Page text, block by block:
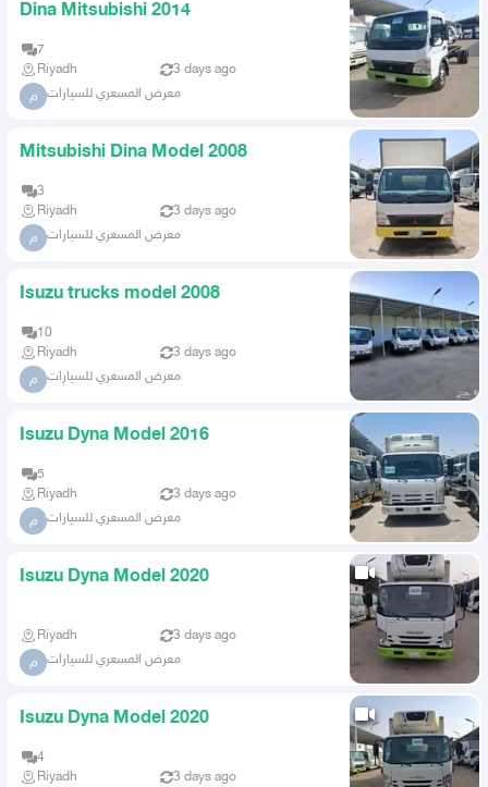
Dina Mitsubishi 2014
7
Riyadh
3 days ago
م معرض المسعري للسيارات
Mitsubishi Dina Model 2008
3
Riyadh
3 days ago
م معرض المسعري للسيارات
Isuzu trucks model 2008
10
Riyadh
3 days ago
م معرض المسعري للسيارات
Isuzu Dyna Model 2016
5
Riyadh
3 days ago
م معرض المسعري للسيارات
Isuzu Dyna Model 2020
Riyadh 3 days ago
م معرض المسعري للسيارات
Isuzu Dyna Model 2020
4
Riyadh
3 days ago